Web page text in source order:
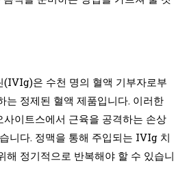
(IVIg)은 수천 명의 혈액 기부자로부
는 정제된 혈액 제품입니다. 이러한
이트스에서 근육을 공격하는 손상
니다. 정맥을 통해 주입되는 IVIg 치
해 정기적으로 반복해야 할 수 있습니